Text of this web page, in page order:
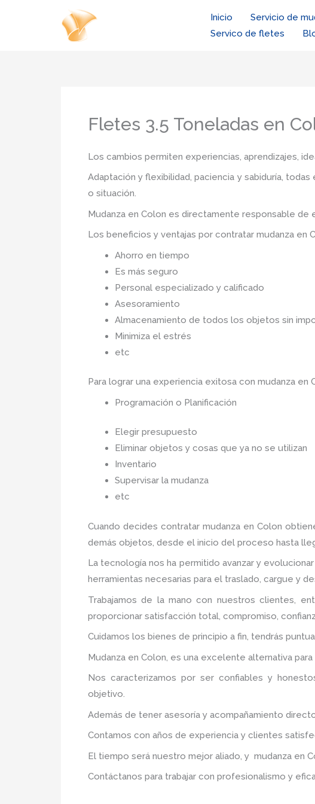
Inicio Servicio de
Servico de fletes
Fletes 3.5 Toneladas en
Los cambios permiten experiencias, aprendizajes,
Adaptación y flexibilidad, paciencia y sabiduría,
o situación.
Mudanza en Colon es directamente responsable de
Los beneficios y ventajas por contratar mudanza en
Ahorro en tiempo
Es más seguro
Personal especializado y calificado
Asesoramiento
Almacenamiento de todos los objetos sin
Minimiza el estrés
etc
Para lograr una experiencia exitosa con mudanza en
Programación o Planificación
Elegir presupuesto
Eliminar objetos y cosas que ya no se utilizan
Inventario
Supervisar la mudanza
etc
Cuando decides contratar mudanza en Colon
demás objetos, desde el inicio del proceso hasta
La tecnología nos ha permitido avanzar y
herramientas necesarias para el traslado, cargue y
Trabajamos de la mano con nuestros clientes,
proporcionar satisfacción total, compromiso,
Cuidamos los bienes de principio a fin, tendrás
Mudanza en Colon, es una excelente alternativa
Nos caracterizamos por ser confiables y
objetivo.
Además de tener asesoría y acompañamiento
Contamos con años de experiencia y clientes
El tiempo será nuestro mejor aliado, y mudanza en
Contáctanos para trabajar con profesionalismo y